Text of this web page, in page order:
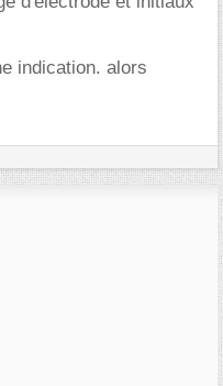
indication. alors